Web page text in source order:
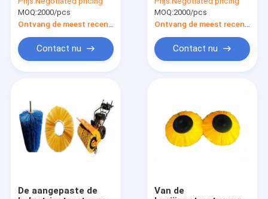
Scherpe Hygiëne
Varkenshaar
Vriendschappelijke
Eco
MOQ:2000/pcs
Contact nu
straatsneeuw de
Schoonmakende
Borstels van het de
Draad Ingewikkelde
Wafeltje
MOQ:2000/pcs
Contact nu
De aangepaste de
Van de